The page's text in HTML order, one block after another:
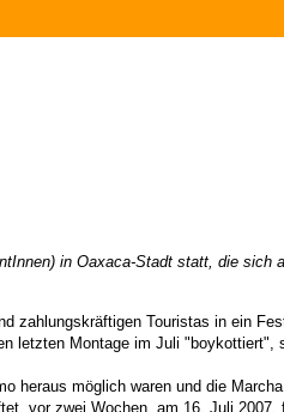
in Oaxaca-Stadt statt, die sich
Touristas in ein
letzten Montage im Juli "boykottiert",
heraus möglich waren und die
vor zwei Wochen, am 16. Juli